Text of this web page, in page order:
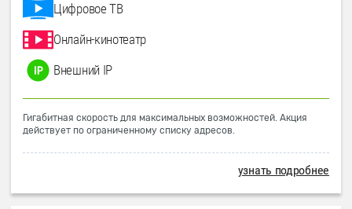
Цифровое ТВ
Онлайн-кинотеатр
Внешний IP
Гигабитная скорость для максимальных возможностей. Акция
действует по ограниченному списку адресов.
узнать подробнее